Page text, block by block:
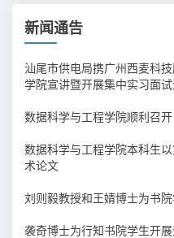
新闻通告
汕尾市供电局携广州西麦科
学院宣讲暨开展集中实习面
数据科学与工程学院顺利召
数据科学与工程学院本科生
术论文
刘则毅教授和王婧博士为书
袭奇博士为行知书院学生开